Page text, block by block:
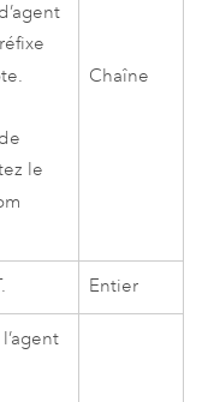
le
Chaîne
Entier